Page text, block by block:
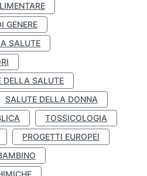
GENERE
SALUTE
DELLA SALUTE
SALUTE DELLA DONNA
TOSSICOLOGIA
PROGETTI EUROPEI